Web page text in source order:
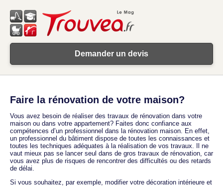
Demander un devis
Faire la rénovation de votre maison?
Vous avez besoin de réaliser des travaux de rénovation dans votre
maison ou dans votre appartement? Faites donc confiance aux
compétences d’un professionnel dans la rénovation maison. En effet,
un professionnel du bâtiment dispose de toutes les connaissances et
toutes les techniques adéquates à la réalisation de vos travaux. Il ne
vaut mieux pas se lancer seul dans de gros travaux de rénovation, car
vous avez plus de risques de rencontrer des difficultés ou des retards
de délai.
Si vous souhaitez, par exemple, modifier votre décoration intérieure et